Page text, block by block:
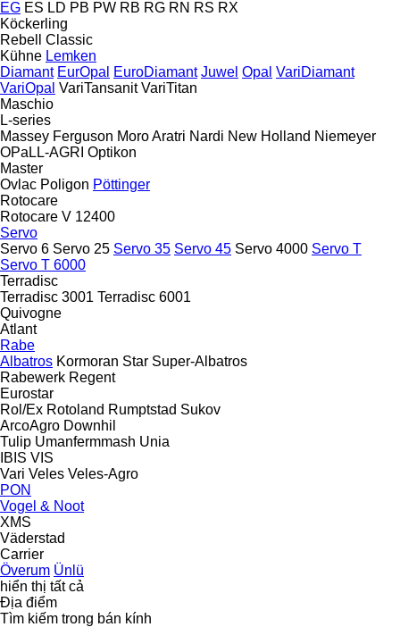
EG ES LD PB PW RB RG RN RS RX
Köckerling
Rebell Classic
Kühne Lemken
Diamant EurOpal EuroDiamant Juwel Opal VariDiamant
VariOpal VariTansanit VariTitan
Maschio
L-series
Massey Ferguson Moro Aratri Nardi New Holland Niemeyer
OPaLL-AGRI Optikon
Master
Ovlac Poligon Pöttinger
Rotocare
Rotocare V 12400
Servo
Servo 6 Servo 25 Servo 35 Servo 45 Servo 4000 Servo T
Servo T 6000
Terradisc
Terradisc 3001 Terradisc 6001
Quivogne
Atlant
Rabe
Albatros Kormoran Star Super-Albatros
Rabewerk Regent
Eurostar
Rol/Ex Rotoland Rumptstad Sukov
ArcoAgro Downhil
Tulip Umanfermmash Unia
IBIS VIS
Vari Veles Veles-Agro
PON
Vogel & Noot
XMS
Väderstad
Carrier
Överum Ünlü
hiển thị tất cả
Địa điểm
Tìm kiếm trong bán kính